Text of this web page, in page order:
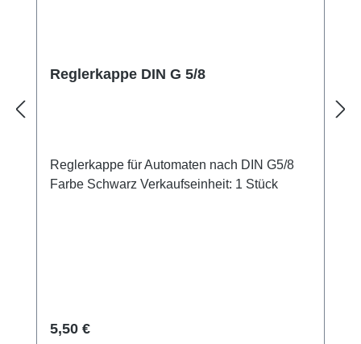
Reglerkappe DIN G 5/8
Reglerkappe für Automaten nach DIN G5/8
Farbe Schwarz Verkaufseinheit: 1 Stück
Regulärer Preis:
5,50 €